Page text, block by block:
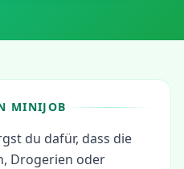
MINIJOB
du dafür, dass die
Drogerien oder